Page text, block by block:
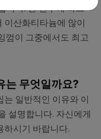
니다. 한 연구에 따르
이산화티타늄에 많이
껌이 그중에서도 최고
는 무엇일까요?
는 일반적인 이유와 이
설명합니다. 자신에게
하시기 바랍니다.